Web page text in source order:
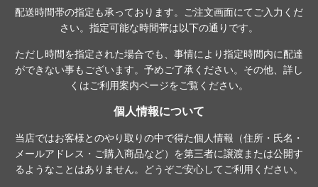
配送時間帯の指定も承っております。ご注文画面にてご入力くだ
さい。指定可能な時間帯は以下の通りです。
ただし時間を指定された場合でも、事情により指定時間内に配達
ができない事もございます。予めご了承ください。その他、詳し
くはご利用案内ページをご覧ください。
個人情報について
当店ではお客様とのやり取りの中で得た個人情報（住所・氏名・
メールアドレス・ご購入商品など）を第三者に譲渡または公開す
るようなことはありません。どうぞご安心してご利用ください。